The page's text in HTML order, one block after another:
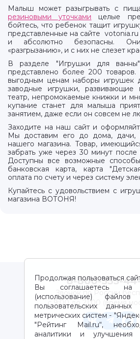
Малыш может разыгрывать с
резиновыми уточками целые
бойтесь, что ребенок тащит
представленные на сайте
и абсолютно безопасны.
«разгрызанию», и с них не слезет
В разделе "Игрушки для
представлено более 200
выгодным ценам наборы игрушек
заводные игрушки, развивающие
театр, непромокаемые книжки и
купание станет для малыша
занятием, даже если он совсем не
Заходите на наш сайт и
Мы доставим его до дома, дачи,
нашего магазина. Товар,
забрать уже через 30 минут после
Доступны все возможные
банковская карта, карта
оплата по счету и через систему
Купайтесь с удовольствием с
магазина ВОТОНЯ!
Продолжая пользоваться
Вы соглашаетесь на
(использование)
пользовательских
метрических систем -
"Рейтинг Mail.ru“,
аналитики и улучшения
8-800-333-
Звонок по России
с 9:00 до 21:00 (время